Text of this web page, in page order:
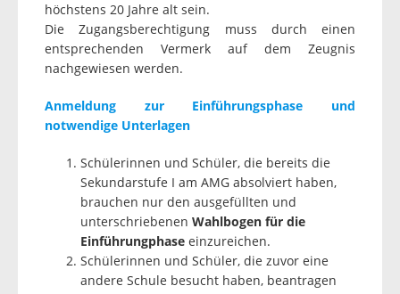
höchstens 20 Jahre alt sein.
Die Zugangsberechtigung muss durch einen
entsprechenden Vermerk auf dem Zeugnis
nachgewiesen werden.
Anmeldung zur Einführungsphase und
notwendige Unterlagen
Schülerinnen und Schüler, die bereits die
Sekundarstufe I am AMG absolviert haben,
brauchen nur den ausgefüllten und
unterschriebenen Wahlbogen für die
Einführungphase einzureichen.
Schülerinnen und Schüler, die zuvor eine
andere Schule besucht haben, beantragen